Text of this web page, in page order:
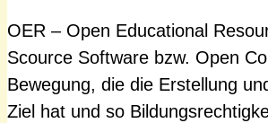
OER – Open Educational
Scource Software bzw. Open
Bewegung, die die Erstellung
Ziel hat und so